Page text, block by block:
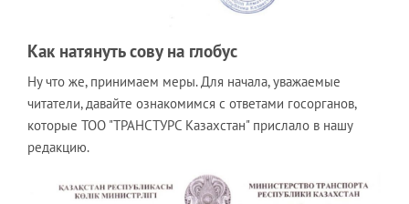
Как натянуть сову на глобус
Ну что же, принимаем меры. Для начала, уважаемые
читатели, давайте ознакомимся с ответами госорганов,
которые ТОО "ТРАНСТУРС Казахстан" прислало в нашу
редакцию.